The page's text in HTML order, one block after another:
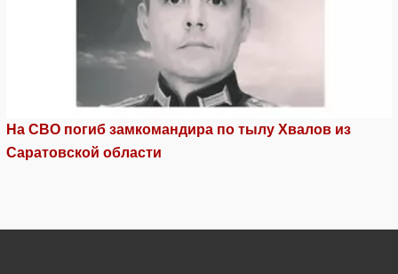
На СВО погиб замкомандира по тылу Хвалов из
Саратовской области